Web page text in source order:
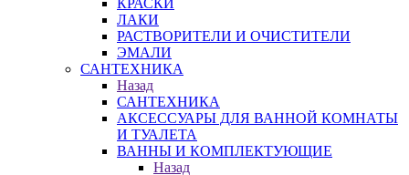
КРАСКИ
ЛАКИ
РАСТВОРИТЕЛИ И ОЧИСТИТЕЛИ
ЭМАЛИ
САНТЕХНИКА
Назад
САНТЕХНИКА
АКСЕССУАРЫ ДЛЯ ВАННОЙ КОМНАТЫ
И ТУАЛЕТА
ВАННЫ И КОМПЛЕКТУЮЩИЕ
Назад